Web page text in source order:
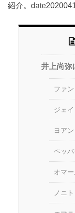
紹介。
井上尚弥
ファ
ジェ
ヨア
ペッ
オマ
ノニ